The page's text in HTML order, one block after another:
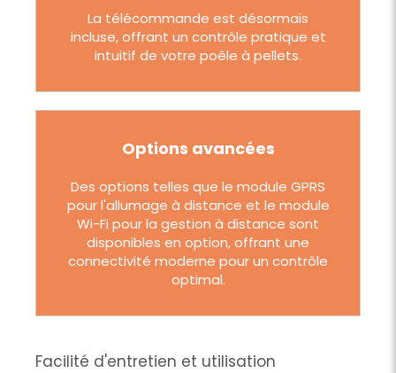
La télécommande est désormais
incluse, offrant un contrôle pratique et
intuitif de votre poêle à pellets.
Options avancées
Des options telles que le module GPRS
pour l'allumage à distance et le module
Wi-Fi pour la gestion à distance sont
disponibles en option, offrant une
connectivité moderne pour un contrôle
optimal.
Facilité d'entretien et utilisation